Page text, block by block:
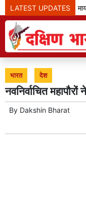
LATEST UPDATES
एससी-एसटी आरक्षण:
भारत देश
नवनिर्वाचित
By Dakshin Bharat